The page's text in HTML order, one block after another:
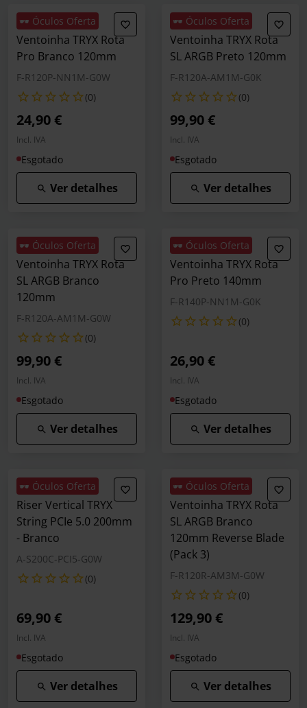
🕶️ Óculos Oferta
Ventoinha TRYX Rota
Pro Branco 120mm
F-R120P-NN1M-G0W
(0)
24,90 €
Incl. IVA
Esgotado
Ver detalhes
🕶️ Óculos Oferta
Ventoinha TRYX Rota
SL ARGB Preto 120mm
F-R120A-AM1M-G0K
(0)
99,90 €
Incl. IVA
Esgotado
Ver detalhes
🕶️ Óculos Oferta
Ventoinha TRYX Rota
SL ARGB Branco
120mm
F-R120A-AM1M-G0W
(0)
99,90 €
Incl. IVA
Esgotado
Ver detalhes
🕶️ Óculos Oferta
Ventoinha TRYX Rota
Pro Preto 140mm
F-R140P-NN1M-G0K
(0)
26,90 €
Incl. IVA
Esgotado
Ver detalhes
🕶️ Óculos Oferta
Riser Vertical TRYX
String PCIe 5.0 200mm
- Branco
A-S200C-PCI5-G0W
(0)
69,90 €
Incl. IVA
Esgotado
Ver detalhes
🕶️ Óculos Oferta
Ventoinha TRYX Rota
SL ARGB Branco
120mm Reverse Blade
(Pack 3)
F-R120R-AM3M-G0W
(0)
129,90 €
Incl. IVA
Esgotado
Ver detalhes